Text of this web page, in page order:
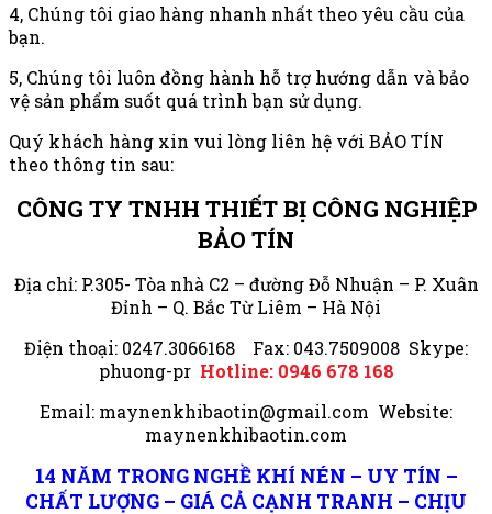
4, Chúng tôi giao hàng nhanh nhất theo yêu cầu của
bạn.
5, Chúng tôi luôn đồng hành hỗ trợ hướng dẫn và bảo
vệ sản phẩm suốt quá trình bạn sử dụng.
Quý khách hàng xin vui lòng liên hệ với BẢO TÍN
theo thông tin sau:
CÔNG TY TNHH THIẾT BỊ CÔNG NGHIỆP
BẢO TÍN
Địa chỉ: P.305- Tòa nhà C2 – đường Đỗ Nhuận – P. Xuân
Đỉnh – Q. Bắc Từ Liêm – Hà Nội
Điện thoại: 0247.3066168 Fax: 043.7509008 Skype:
phuong-pr Hotline: 0946 678 168
Email: maynenkhibaotin@gmail.com Website:
maynenkhibaotin.com
14 NĂM TRONG NGHỀ KHÍ NÉN – UY TÍN –
CHẤT LƯỢNG – GIÁ CẢ CẠNH TRANH – CHỊU